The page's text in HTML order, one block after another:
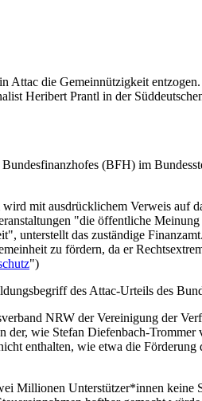
Attac die Gemeinnützigkeit
Heribert Prantl in der
(BFH) im
mit ausdrücklichem Verweis auf
"die öffentliche
unterstellt das zuständige
zu fördern, da er
")
des Attac-Urteils des
NRW der Vereinigung der
wie Stefan Diefenbach-Trommer
enthalten, wie etwa die Förderung
Millionen Unterstützer*innen keine